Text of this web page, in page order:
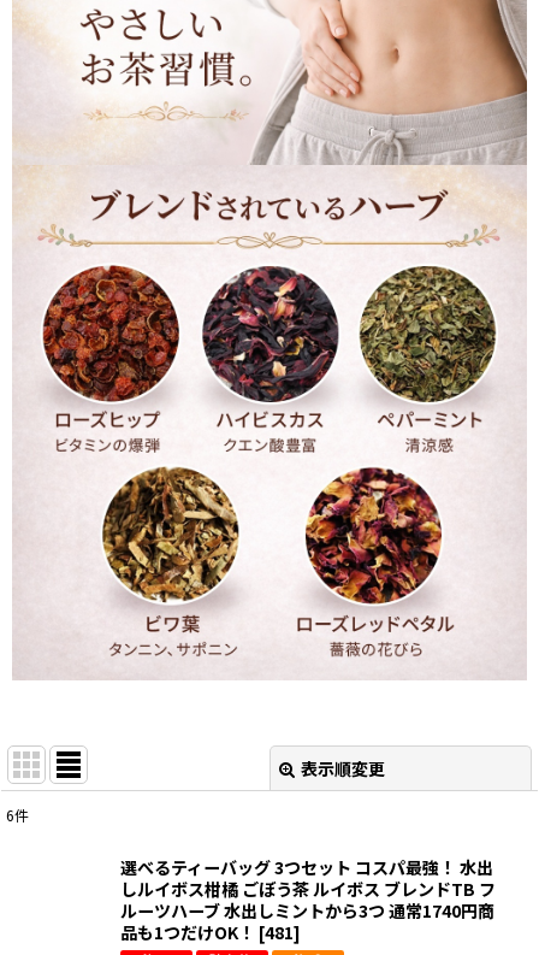
表示順変更
6件
選べるティーバッグ 3つセット コスパ最強！ 水出
しルイボス柑橘 ごぼう茶 ルイボス ブレンドTB フ
ルーツハーブ 水出しミントから3つ 通常1740円商
品も1つだけOK！ [481]